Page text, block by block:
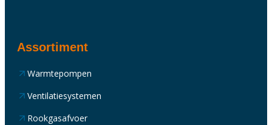
Assortiment
Warmtepompen
Ventilatiesystemen
Rookgasafvoer